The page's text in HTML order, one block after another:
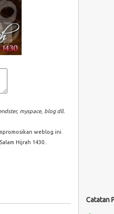
myspace, blog dll.
weblog ini.
Hijrah 1430..
Catatan